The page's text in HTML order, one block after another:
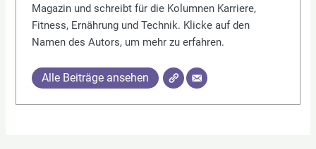
Magazin und schreibt für die Kolumnen Karriere,
Fitness, Ernährung und Technik. Klicke auf den
Namen des Autors, um mehr zu erfahren.
Alle Beiträge ansehen